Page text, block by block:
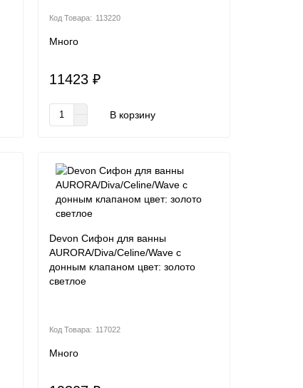
113220
Много
11423 ₽
В корзину
Devon Сифон для ванны
AURORA/Diva/Celine/Wave с
донным клапаном цвет: золото
светлое
117022
Много